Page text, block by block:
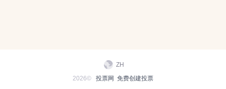
2026© 投票网 免费创建投票
ZH